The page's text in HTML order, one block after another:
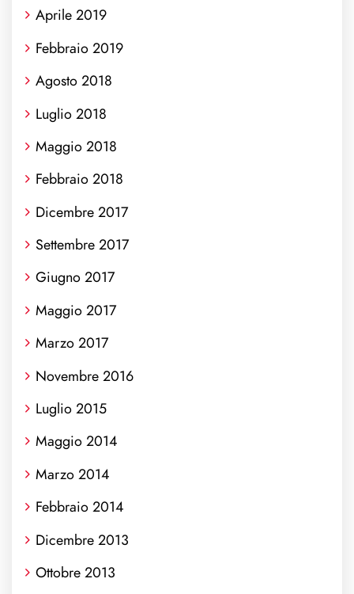
Aprile 2019
Febbraio 2019
Agosto 2018
Luglio 2018
Maggio 2018
Febbraio 2018
Dicembre 2017
Settembre 2017
Giugno 2017
Maggio 2017
Marzo 2017
Novembre 2016
Luglio 2015
Maggio 2014
Marzo 2014
Febbraio 2014
Dicembre 2013
Ottobre 2013